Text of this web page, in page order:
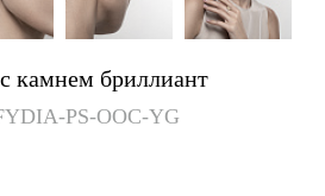
камнем бриллиант
PS-OOC-YG